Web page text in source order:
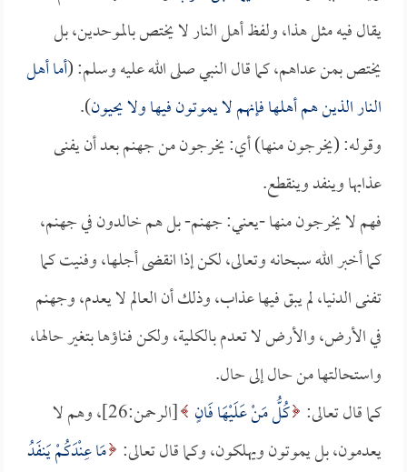
يقال فيه مثل هذا، ولفظ أهل النار لا يختص بالموحدين، بل
يختص بمن عداهم، كما قال النبي صلى الله عليه وسلم: (أما أهل
النار الذين هم أهلها فإنهم لا يموتون فيها ولا يحيون).
وقوله: (يخرجون منها) أي: يخرجون من جهنم بعد أن يفنى
عذابها وينفد وينقطع.
فهم لا يخرجون منها -يعني: جهنم- بل هم خالدون في جهنم،
كما أخبر الله سبحانه وتعالى، لكن إذا انقضى أجلها، وفنيت كما
تفنى الدنيا، لم يبق فيها عذاب، وذلك أن العالم لا يعدم، وجهنم
في الأرض، والأرض لا تعدم بالكلية، ولكن فناؤها بتغير حالها،
واستحالتها من حال إلى حال.
كما قال تعالى: كُلُّ مَنْ عَلَيْهَا فَانٍ
[الرحمن:26]، وهم لا
يعدمون، بل يموتون ويهلكون، وكما قال تعالى: مَا عِنْدَكُمْ يَنفَدُ